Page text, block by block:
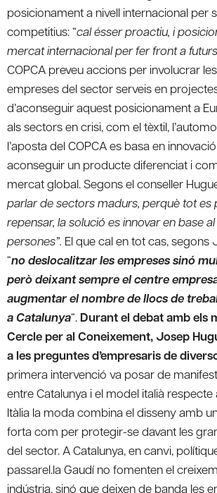
posicionament a nivell internacional per
competitius: “cal ésser proactiu, i
mercat internacional per fer front a
COPCA preveu accions per involucrar
empreses del sector serveis en
d’aconseguir aquest posicionament a
als sectors en crisi, com el tèxtil,
l’aposta del COPCA es basa en
aconseguir un producte diferenciat i
mercat global. Segons el conseller
parlar de sectors madurs, perquè tot es
repensar, la solució es innovar en base
persones”. El que cal en tot cas, segons
“no deslocalitzar les empreses sinó
però deixant sempre el centre
augmentar el nombre de llocs de
a Catalunya“. Durant el debat amb els
Cercle per al Coneixement, Josep
a les preguntes d’empresaris de
primera intervenció va posar de
entre Catalunya i el model italià respecte
Itàlia la moda combina el disseny amb
forta com per protegir-se davant les
del sector. A Catalunya, en canvi,
passarel.la Gaudí no fomenten el
indústria, sinó que deixen de banda les